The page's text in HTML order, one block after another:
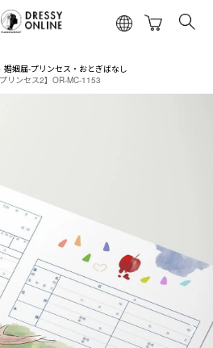
婚姻届-プリンセス・おとぎばなし
リンセス2】OR-MC-1153